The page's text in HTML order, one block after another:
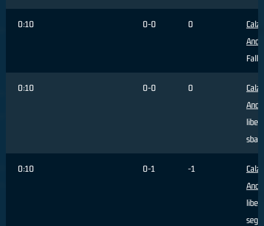
0:10 0-0 0
0:10 0-0 0
libero
0:10 0-1 -1
libero